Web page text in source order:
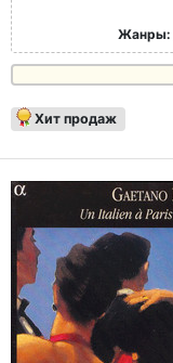
Жанры:
Хит продаж